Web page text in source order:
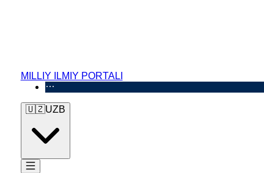
MILLIY ILMIY PORTALI
🇺🇿UZB